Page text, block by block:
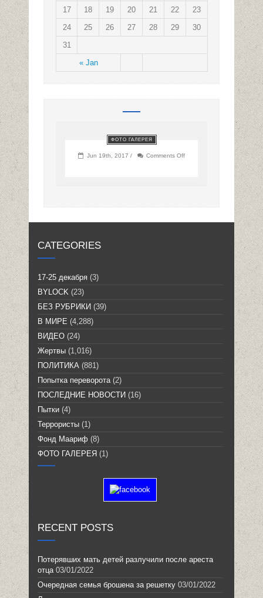
« Jan
17
18 19 20 21 22
23
24
25 26 27 28 29
30
31
ФОТО ГАЛЕРЕЯ
Jun 19th, 2017 / Comments Off
CATEGORIES
17-25 декабря (3)
BYLOCK (23)
БЕЗ РУБРИКИ (39)
В МИРЕ (4,288)
ВИДЕО (24)
Жертвы (1,016)
ПОЛИТИКА (881)
Попытка переворота(2)
ПОСЛЕДНИЕ НОВОСТИ (16)
Пытки (4)
Террористы (1)
Фонд Маариф (8)
ФОТО ГАЛЕРЕЯ (1)
RECENT POSTS
Потерявших мать детей разлучили после ареста
отца 03/01/2022
Очередная семья брошена за решетку 03/01/2022